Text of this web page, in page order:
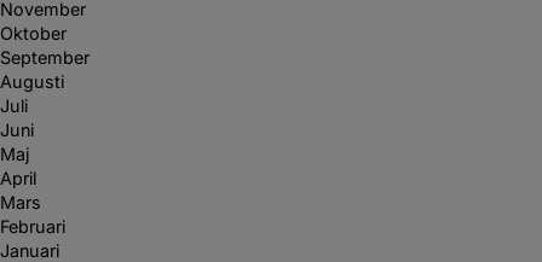
November
Oktober
September
Augusti
Juli
Juni
Maj
April
Mars
Februari
Januari